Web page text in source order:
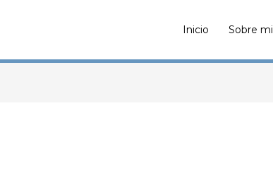
Inicio Sobre mi